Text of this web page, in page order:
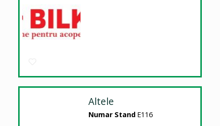
Altele
Numar Stand E116